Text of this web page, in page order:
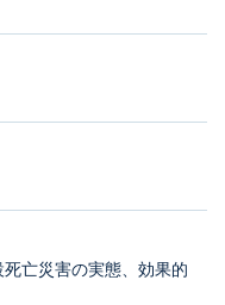
死亡災害の実態、効果的